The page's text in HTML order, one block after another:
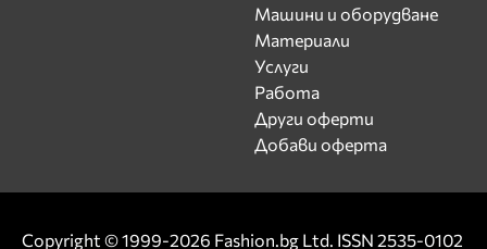
Машини и оборудване
Материали
Услуги
Работа
Други оферти
Добави оферта
Copyright © 1999-2026 Fashion.bg Ltd. ISSN 2535-0102